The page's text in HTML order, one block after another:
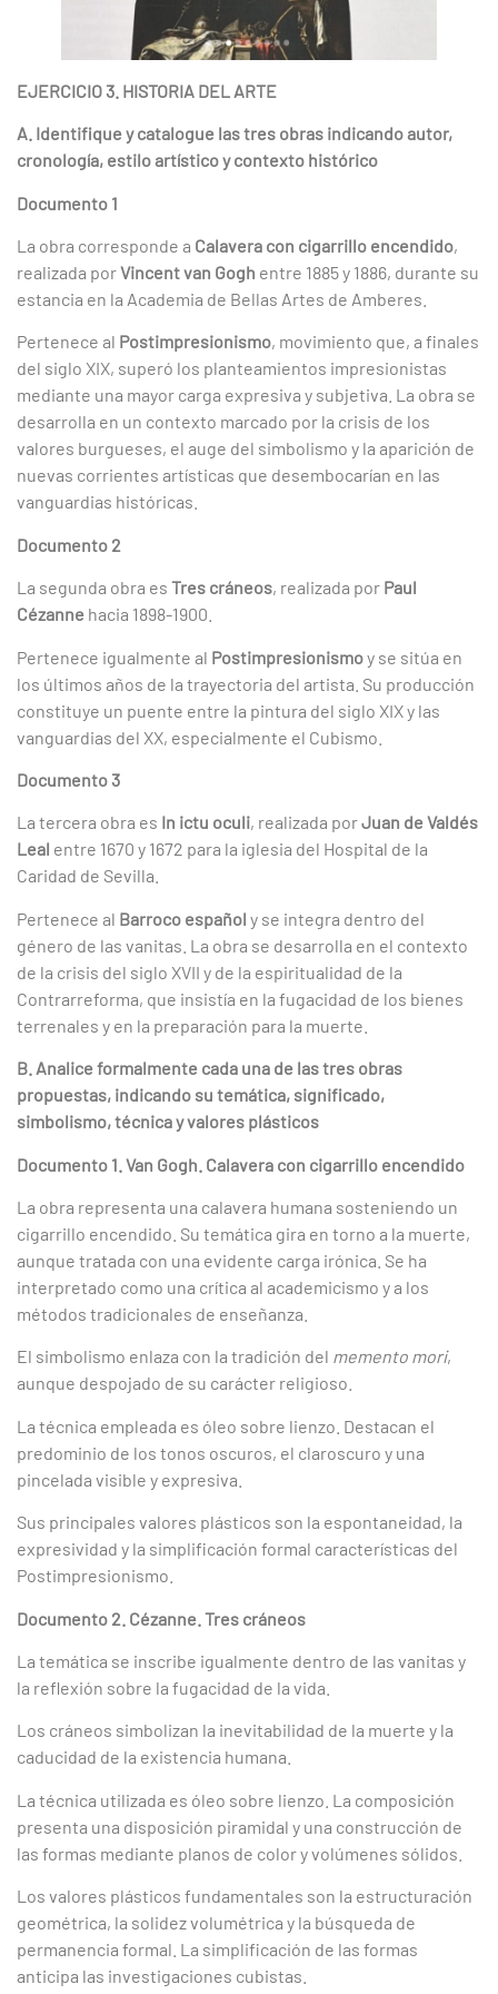
EJERCICIO 3. HISTORIA DEL ARTE
A. Identifique y catalogue las tres obras indicando autor,
cronología, estilo artístico y contexto histórico
Documento 1
La obra corresponde a Calavera con cigarrillo encendido,
realizada porVincent van Gogh entre 1885 y 1886, durante su
estancia en la Academia de Bellas Artes de Amberes.
Pertenece al Postimpresionismo, movimiento que, a finales
del siglo XIX, superó los planteamientos impresionistas
mediante una mayor carga expresiva y subjetiva. La obra se
desarrolla en un contexto marcado por la crisis de los
valores burgueses, el auge del simbolismo y la aparición de
nuevas corrientes artísticas que desembocarían en las
vanguardias históricas.
Documento 2
La segunda obra es Tres cráneos, realizada por Paul
Cézanne hacia 1898-1900.
Pertenece igualmente al Postimpresionismoy se sitúa en
los últimos años de la trayectoria del artista. Su producción
constituye un puente entre la pintura del siglo XIX y las
vanguardias del XX, especialmente el Cubismo.
Documento 3
La tercera obra es In ictu oculi, realizada porJuan de Valdés
Leal entre 1670 y 1672 para la iglesia del Hospital de la
Caridad de Sevilla.
Pertenece al Barroco español y se integra dentro del
género de las vanitas. La obra se desarrolla en el contexto
de la crisis del siglo XVII y de la espiritualidad de la
Contrarreforma, que insistía en la fugacidad de los bienes
terrenales y en la preparación para la muerte.
B. Analice formalmente cada una de las tres obras
propuestas, indicando su temática, significado,
simbolismo, técnica y valores plásticos
Documento 1. Van Gogh. Calavera con cigarrillo encendido
La obra representa una calavera humana sosteniendo un
cigarrillo encendido. Su temática gira en torno a la muerte,
aunque tratada con una evidente carga irónica. Se ha
interpretado como una crítica al academicismo y a los
métodos tradicionales de enseñanza.
El simbolismo enlaza con la tradición del memento mori,
aunque despojado de su carácter religioso.
La técnica empleada es óleo sobre lienzo. Destacan el
predominio de los tonos oscuros, el claroscuro y una
pincelada visible y expresiva.
Sus principales valores plásticos son la espontaneidad, la
expresividad y la simplificación formal características del
Postimpresionismo.
Documento 2. Cézanne. Tres cráneos
La temática se inscribe igualmente dentro de las vanitas y
la reflexión sobre la fugacidad de la vida.
Los cráneos simbolizan la inevitabilidad de la muerte y la
caducidad de la existencia humana.
La técnica utilizada es óleo sobre lienzo. La composición
presenta una disposición piramidal y una construcción de
las formas mediante planos de color y volúmenes sólidos.
Los valores plásticos fundamentales son la estructuración
geométrica, la solidez volumétrica y la búsqueda de
permanencia formal. La simplificación de las formas
anticipa las investigaciones cubistas.